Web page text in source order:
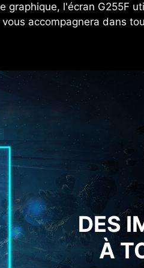
l'écran G255F
accompagnera dans
DES
À